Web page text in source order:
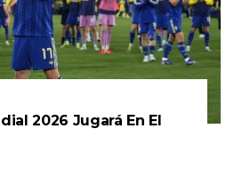
2026 Jugará En El